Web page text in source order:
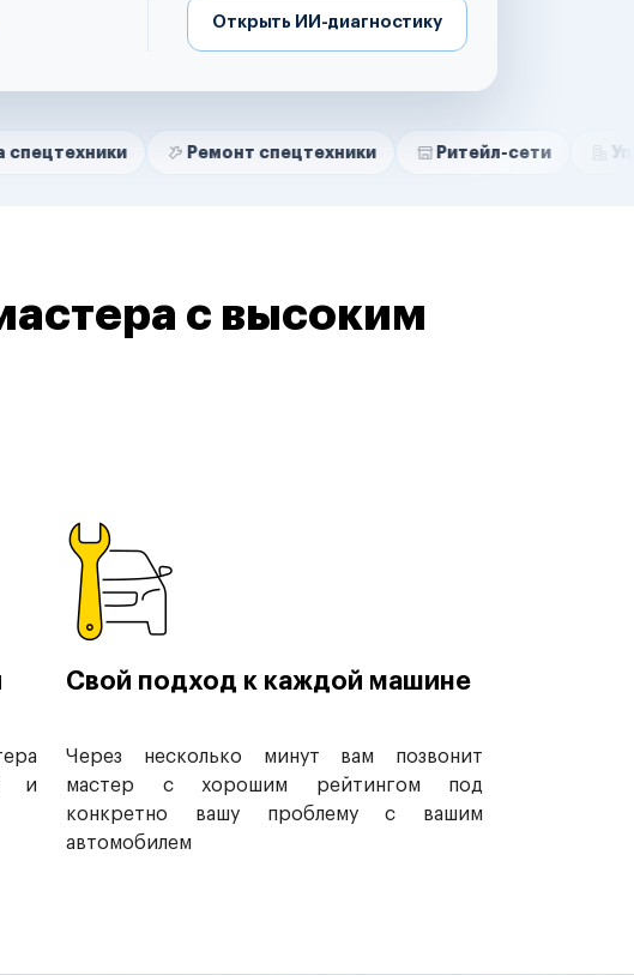
Открыть ИИ-диагностику
Ремонт спецтехники Ритейл-сети Управляющие
с высоким
и
Свой подход к каждой машине
Через несколько минут вам позвонит
мастер с хорошим рейтингом под
конкретно вашу проблему с вашим
автомобилем